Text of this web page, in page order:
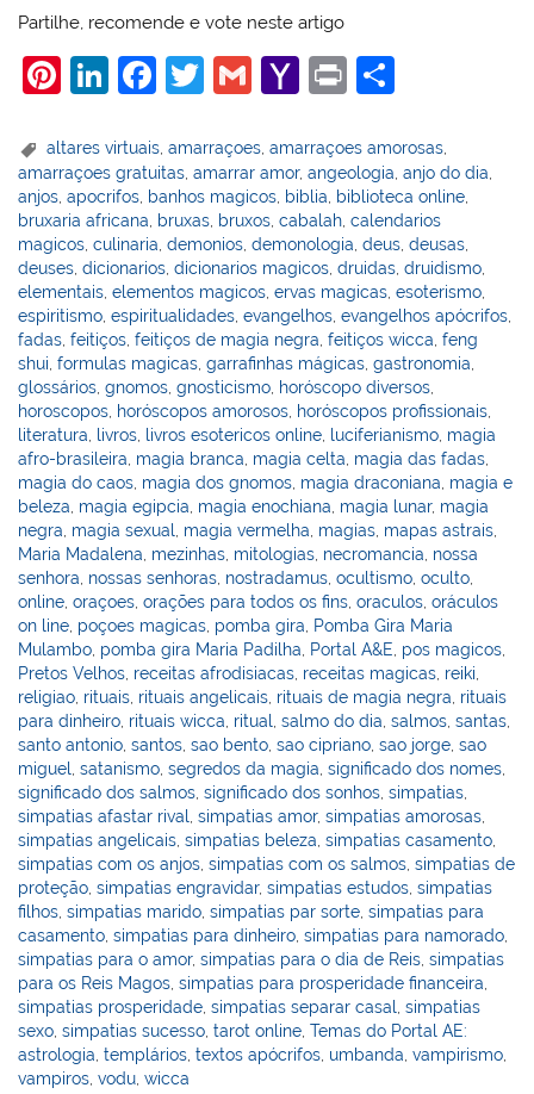
Partilhe, recomende e vote neste artigo
Pi
er
e
st
Li
k
e
dI
n
F
c
e
b
o
o
k
T
itt
er
G
ai
l
Y
h
o
o
M
ai
l
Pr
t
ar
e
altares virtuais ,amarraçoes ,amarraçoes amorosas
amarraçoes gratuitas,amarrar amor,angeologia,anjo do dia,
anjos,apocrifos, banhos magicos, biblia, biblioteca online,
bruxaria africana, bruxas, bruxos,cabalah,calendarios
magicos,culinaria,demonios,demonologia,deus,deusas,
deuses,dicionarios,dicionarios magicos,druidas,druidismo,
elementais,elementos magicos,ervas magicas,esoterismo,
espiritismo,espiritualidades,evangelhos,evangelhos apócrifos,
fadas,feitiços,feitiços de magia negra,feitiços wicca,feng
shui,formulas magicas,garrafinhas mágicas,gastronomia,
glossários,gnomos,gnosticismo, horóscopo diversos,
horoscopos, horóscopos amorosos, horóscopos profissionais,
literatura, livros, livros esotericos online, luciferianismo, magia
afro-brasileira, magia branca, magia celta, magia das fadas,
magia do caos, magia dos gnomos, magia draconiana, magia e
beleza, magia egipcia, magia enochiana, magia lunar, magia
negra, magia sexual, magia vermelha, magias, mapas astrais,
Maria Madalena, mezinhas, mitologias, necromancia, nossa
senhora, nossas senhoras, nostradamus,ocultismo,oculto,
online,oraçoes,orações para todos os fins,oraculos,oráculos
on line, poçoes magicas, pomba gira, Pomba Gira Maria
Mulambo, pomba gira Maria Padilha, Portal A&E, pos magicos,
Pretos Velhos, receitas afrodisiacas, receitas magicas, reiki,
religiao, rituais, rituais angelicais, rituais de magia negra, rituais
para dinheiro, rituais wicca, ritual,salmo do dia,salmos,santas,
santo antonio,santos,sao bento,sao cipriano,sao jorge,sao
miguel,satanismo,segredos da magia,significado dos nomes,
significado dos salmos,significado dos sonhos,simpatias,
simpatias afastar rival,simpatias amor,simpatias amorosas,
simpatias angelicais,simpatias beleza,simpatias casamento,
simpatias com os anjos,simpatias com os salmos,simpatias de
proteção,simpatias engravidar,simpatias estudos,simpatias
filhos,simpatias marido,simpatias par sorte,simpatias para
casamento,simpatias para dinheiro,simpatias para namorado,
simpatias para o amor,simpatias para o dia de Reis,simpatias
para os Reis Magos,simpatias para prosperidade financeira,
simpatias prosperidade,simpatias separar casal,simpatias
sexo,simpatias sucesso,tarot online,Temas do Portal AE:
astrologia,templários,textos apócrifos, umbanda,vampirismo,
vampiros,vodu,wicca